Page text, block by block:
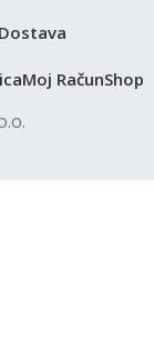
Dostava
Moj RačunShop